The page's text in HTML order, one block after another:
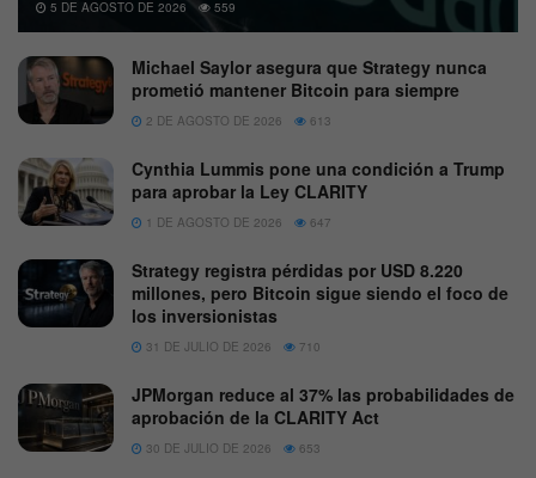
5 DE AGOSTO DE 2026 559
Michael Saylor asegura que Strategy nunca
prometió mantener Bitcoin para siempre
2 DE AGOSTO DE 2026 613
Cynthia Lummis pone una condición a Trump
para aprobar la Ley CLARITY
1 DE AGOSTO DE 2026 647
Strategy registra pérdidas por USD 8.220
millones, pero Bitcoin sigue siendo el foco de
los inversionistas
31 DE JULIO DE 2026 710
JPMorgan reduce al 37% las probabilidades de
aprobación de la CLARITY Act
30 DE JULIO DE 2026 653